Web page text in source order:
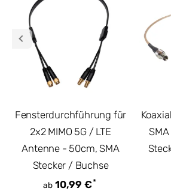
Fensterdurchführung für
2x2 MIMO 5G / LTE
Antenne - 50cm, SMA
Stecker / Buchse
ab 10,99 €*